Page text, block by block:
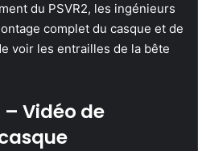
du PSVR2, les ingénieurs
complet du casque et de
voir les entrailles de la bête
Vidéo de